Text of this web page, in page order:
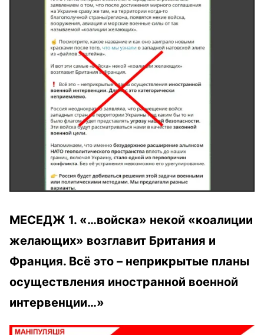
МЕСЕДЖ 1. «…войска» некой «коалиции
желающих» возглавит Британия и
Франция. Всё это – неприкрытые планы
осуществления иностранной военной
интервенции…»